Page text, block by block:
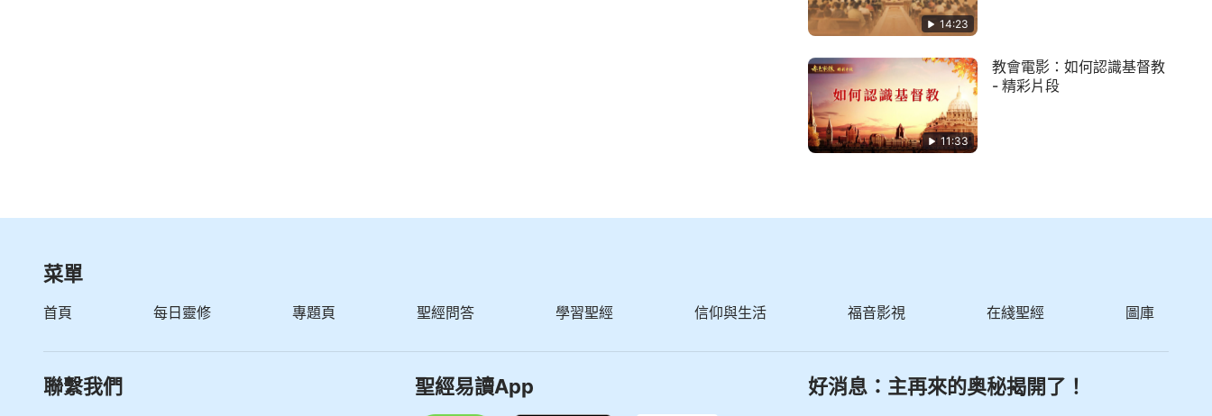
14:23
11:33
教會電影：如何認識基督教
- 精彩片段
菜單
首頁 每日靈修 專題頁 聖經問答 學習聖經 信仰與生活 福音影視 在綫聖經 圖庫
聯繫我們 聖經易讀App 好消息：主再來的奥秘揭開了！